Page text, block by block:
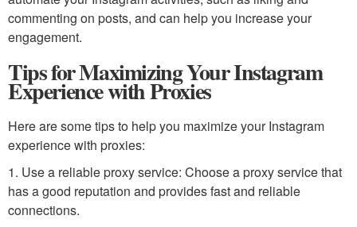
commenting on posts, and can help you increase your
engagement.
Tips for Maximizing Your Instagram
Experience with Proxies
Here are some tips to help you maximize your Instagram
experience with proxies:
1. Use a reliable proxy service: Choose a proxy service that
has a good reputation and provides fast and reliable
connections.